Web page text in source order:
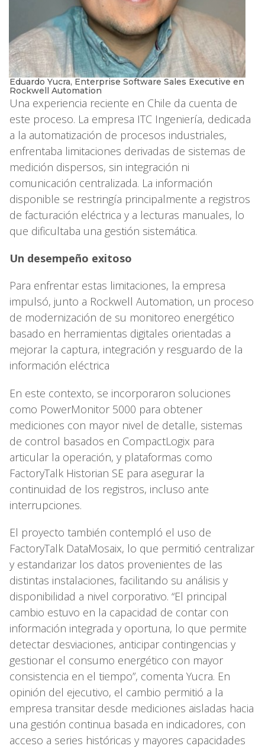
Eduardo Yucra, Enterprise Software Sales Executive en
Rockwell Automation
Una experiencia reciente en Chile da cuenta de
este proceso. La empresa ITC Ingeniería, dedicada
a la automatización de procesos industriales,
enfrentaba limitaciones derivadas de sistemas de
medición dispersos, sin integración ni
comunicación centralizada. La información
disponible se restringía principalmente a registros
de facturación eléctrica y a lecturas manuales, lo
que dificultaba una gestión sistemática.
Un desempeño exitoso
Para enfrentar estas limitaciones, la empresa
impulsó, junto a Rockwell Automation, un proceso
de modernización de su monitoreo energético
basado en herramientas digitales orientadas a
mejorar la captura, integración y resguardo de la
información eléctrica
En este contexto, se incorporaron soluciones
como PowerMonitor 5000 para obtener
mediciones con mayor nivel de detalle, sistemas
de control basados en CompactLogix para
articular la operación, y plataformas como
FactoryTalk Historian SE para asegurar la
continuidad de los registros, incluso ante
interrupciones.
El proyecto también contempló el uso de
FactoryTalk DataMosaix, lo que permitió centralizar
y estandarizar los datos provenientes de las
distintas instalaciones, facilitando su análisis y
disponibilidad a nivel corporativo. “El principal
cambio estuvo en la capacidad de contar con
información integrada y oportuna, lo que permite
detectar desviaciones, anticipar contingencias y
gestionar el consumo energético con mayor
consistencia en el tiempo”, comenta Yucra. En
opinión del ejecutivo, el cambio permitió a la
empresa transitar desde mediciones aisladas hacia
una gestión continua basada en indicadores, con
acceso a series históricas y mayores capacidades